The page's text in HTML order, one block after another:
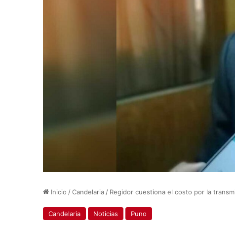
Inicio /Candelaria / Regidor cuestiona el costo por la
Candelaria Noticias Puno